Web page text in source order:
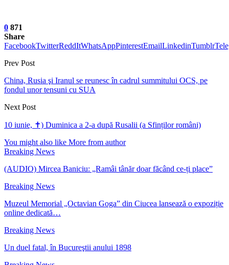
0 871
Share
FacebookTwitterReddItWhatsAppPinterestEmailLinkedinTumblr
Prev Post
China, Rusia şi Iranul se reunesc în cadrul summitului OCS, pe
fondul unor tensuni cu SUA
Next Post
10 iunie, ✝) Duminica a 2-a după Rusalii (a Sfinților români)
You might also like More from author
Breaking News
(AUDIO) Mircea Baniciu: „Ramâi tânăr doar făcând ce-ți place”
Breaking News
Muzeul Memorial „Octavian Goga” din Ciucea lansează o expoziție
online dedicată…
Breaking News
Un duel fatal, în Bucureştii anului 1898